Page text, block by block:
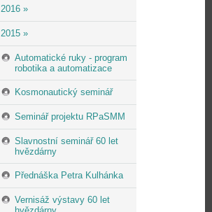
2016 »
2015 »
Automatické ruky - program
robotika a automatizace
Kosmonautický seminář
Seminář projektu RPaSMM
Slavnostní seminář 60 let
hvězdárny
Přednáška Petra Kulhánka
Vernisáž výstavy 60 let